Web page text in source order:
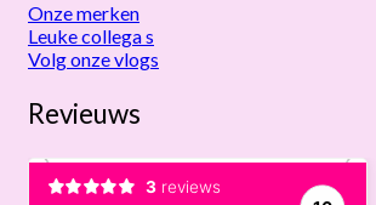
Onze merken
Leuke collega s
Volg onze vlogs
Revieuws